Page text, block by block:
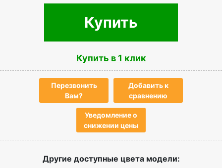
Купить
Купить в 1 клик
Перезвонить
Вам?
Добавить к
сравнению
Уведомление о
снижении цены
Другие доступные цвета модели: